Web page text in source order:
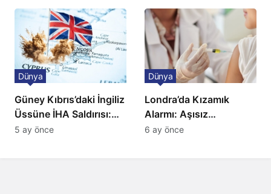
Düzenleme
sahnede
Güney Kıbrıs’daki İngiliz
Üssüne İHA Saldırısı:
Patlama, Sirenler ve
Dünya
5 ay önce
Londra’da Kızamık
Alarmı: Aşısız
Öğrenciler Okullardan
Dünya
6 ay önce